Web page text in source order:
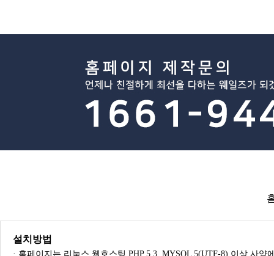
설치방법
· 홈페이지는 리눅스 웹호스팅 PHP 5.3, MYSQL 5(UTF-8) 이상 사양